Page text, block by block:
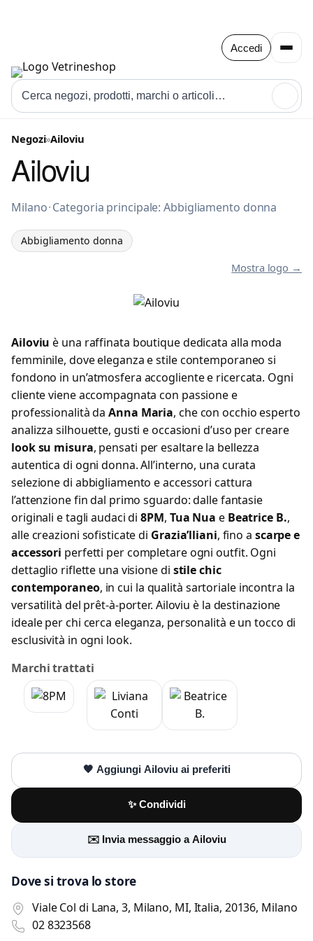
Accedi
Negozi»Ailoviu
Ailoviu
Abbigliamento donna a Milano
Milano·Categoria principale: Abbigliamento donna
Abbigliamento donna
Mostra logo →
Ailoviu è una raffinata boutique dedicata alla moda
femminile, dove eleganza e stile contemporaneo si
fondono in un’atmosfera accogliente e ricercata. Ogni
cliente viene accompagnata con passione e
professionalità daAnna Maria, che con occhio esperto
analizza silhouette, gusti e occasioni d’uso per creare
look su misura, pensati per esaltare la bellezza
autentica di ogni donna. All’interno, una curata
selezione di abbigliamento e accessori cattura
l’attenzione fin dal primo sguardo: dalle fantasie
originali e tagli audaci di8PM, Tua Nua e Beatrice B.,
alle creazioni sofisticate di Grazia’lliani, fino a scarpe e
accessori perfetti per completare ogni outfit. Ogni
dettaglio riflette una visione di stile chic
contemporaneo, in cui la qualità sartoriale incontra la
versatilità del prêt-à-porter. Ailoviu è la destinazione
ideale per chi cerca eleganza, personalità e un tocco di
esclusività in ogni look.
Marchi trattati
🖤 Aggiungi Ailoviu ai preferiti
✨ Condividi
✉️ Invia messaggio a Ailoviu
Dove si trova lo store
Viale Col di Lana, 3, Milano, MI, Italia, 20136, Milano
02 8323568